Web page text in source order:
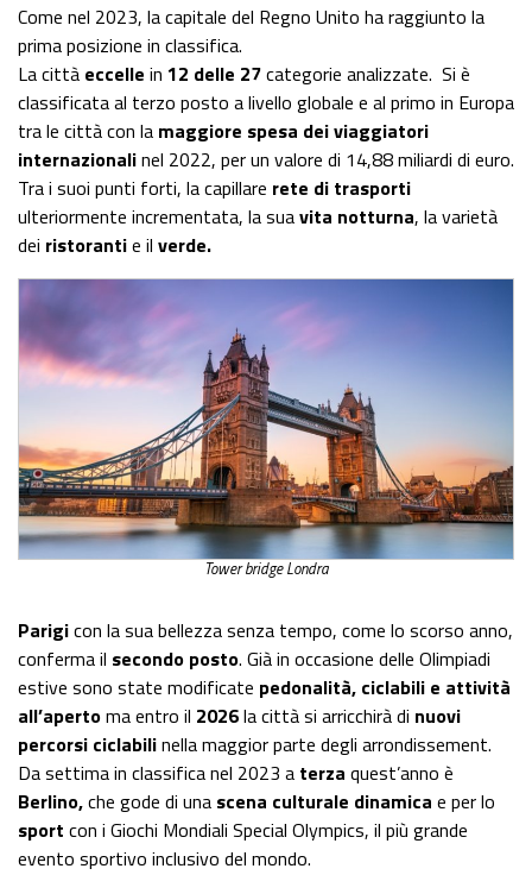
Come nel 2023, la capitale del Regno Unito ha raggiunto la
prima posizione in classifica.
La città eccelle in 12 delle 27categorie analizzate. Si è
classificata al terzo posto a livello globale e al primo in Europa
tra le città con la maggiore spesa dei viaggiatori
internazionalinel 2022, per un valore di 14,88 miliardi di euro.
Tra i suoi punti forti, la capillare rete di trasporti
ulteriormente incrementata, la suavita notturna, la varietà
dei ristorantie il verde.
Tower bridge Londra
Parigicon la sua bellezza senza tempo, come lo scorso anno,
conferma il secondo posto. Già in occasione delle Olimpiadi
estive sono state modificate pedonalità, ciclabili e attività
all’apertoma entro il 2026la città si arricchirà di nuovi
percorsi ciclabilinella maggior parte degli arrondissement.
Da settima in classifica nel 2023 a terza quest’anno è
Berlino,che gode di una scena culturale dinamica e per lo
sport con i Giochi Mondiali Special Olympics, il più grande
evento sportivo inclusivo del mondo.